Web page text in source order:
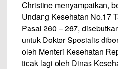
Christine menyampaikan,
Undang Kesehatan No.17
Pasal 260 – 267,
untuk Dokter Spesialis
oleh Menteri Kesehatan
tidak lagi oleh Dinas